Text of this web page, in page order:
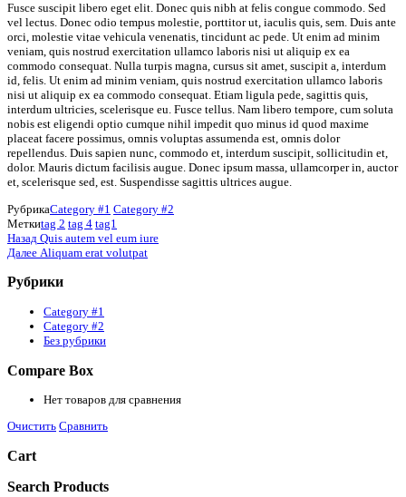
Fusce suscipit libero eget elit. Donec quis nibh at felis congue commodo. Sed
vel lectus. Donec odio tempus molestie, porttitor ut, iaculis quis, sem. Duis ante
orci, molestie vitae vehicula venenatis, tincidunt ac pede. Ut enim ad minim
veniam, quis nostrud exercitation ullamco laboris nisi ut aliquip ex ea
commodo consequat. Nulla turpis magna, cursus sit amet, suscipit a, interdum
id, felis. Ut enim ad minim veniam, quis nostrud exercitation ullamco laboris
nisi ut aliquip ex ea commodo consequat. Etiam ligula pede, sagittis quis,
interdum ultricies, scelerisque eu. Fusce tellus. Nam libero tempore, cum soluta
nobis est eligendi optio cumque nihil impedit quo minus id quod maxime
placeat facere possimus, omnis voluptas assumenda est, omnis dolor
repellendus. Duis sapien nunc, commodo et, interdum suscipit, sollicitudin et,
dolor. Mauris dictum facilisis augue. Donec ipsum massa, ullamcorper in, auctor
et, scelerisque sed, est. Suspendisse sagittis ultrices augue.
РубрикаCategory #1 Category #2
Меткиtag 2 tag 4 tag1
Навигация
по
записям
Предыдущая
запись
Назад Quis autem vel eum iure
Следующая
Далее Aliquam erat volutpat
Рубрики
Category #1
Category #2
Без рубрики
Compare Box
Нет товаров для сравнения
Очистить Сравнить
Cart
Search Products